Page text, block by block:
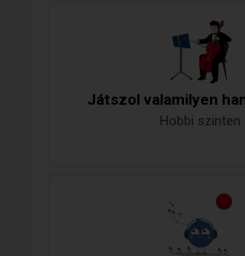
Játszol valamilyen
Hobbi szinten.